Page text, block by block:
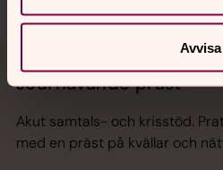
Avvisa
Jourhavande präst
Akut samtals- och krisstöd.
med en präst på kvällar och